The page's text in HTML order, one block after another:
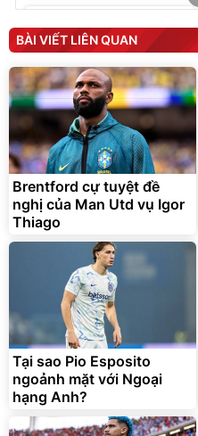
tức thì Vaseline Body
190.000
138.330đ
Discount
Unmute
Vali Bamozo Khung Nhôm
9066 Size 20/24/28 Cao
Cấp
1.000.000đ
825.000đ
Flash Sale
BÀI VIẾT LIÊN QUAN
Brentford cự tuyệt đề
nghị của Man Utd vụ Igor
Thiago
Tại sao Pio Esposito
ngoảnh mặt với Ngoại
hạng Anh?